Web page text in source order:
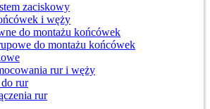
zaciskowy
i węży
do montażu końcówek
do montażu końcówek
rur i węży
rur
rur